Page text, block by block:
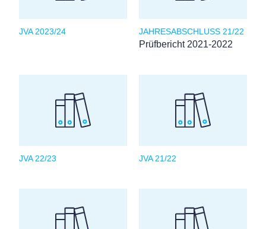
JVA 2023/24 JAHRESABSCHLUSS 21/22
Prüfbericht 2021-2022
JVA 22/23 JVA 21/22